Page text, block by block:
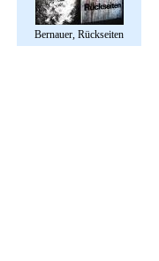
Bernauer, Rückseiten